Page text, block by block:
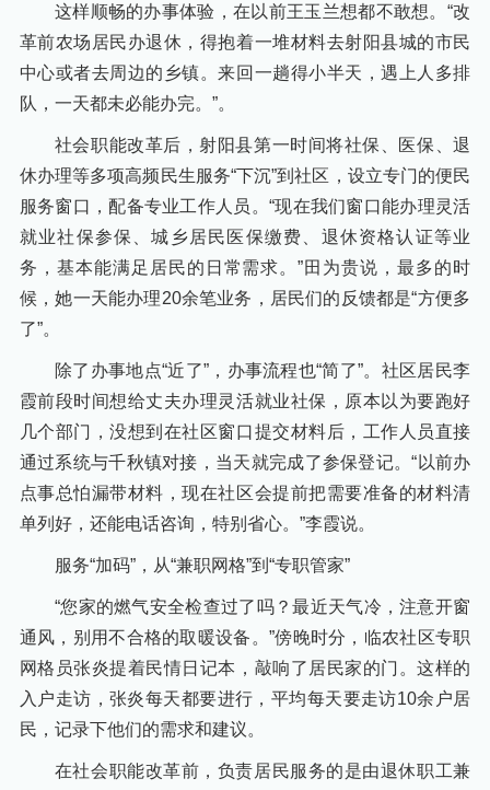
这样顺畅的办事体验，在以前王玉兰想都不敢想。“改
革前农场居民办退休，得抱着一堆材料去射阳县城的市民
中心或者去周边的乡镇。来回一趟得小半天，遇上人多排
队，一天都未必能办完。”。
社会职能改革后，射阳县第一时间将社保、医保、退
休办理等多项高频民生服务“下沉”到社区，设立专门的便民
服务窗口，配备专业工作人员。“现在我们窗口能办理灵活
就业社保参保、城乡居民医保缴费、退休资格认证等业
务，基本能满足居民的日常需求。”田为贵说，最多的时
候，她一天能办理20余笔业务，居民们的反馈都是“方便多
了”。
除了办事地点“近了”，办事流程也“简了”。社区居民李
霞前段时间想给丈夫办理灵活就业社保，原本以为要跑好
几个部门，没想到在社区窗口提交材料后，工作人员直接
通过系统与千秋镇对接，当天就完成了参保登记。“以前办
点事总怕漏带材料，现在社区会提前把需要准备的材料清
单列好，还能电话咨询，特别省心。”李霞说。
服务“加码”，从“兼职网格”到“专职管家”
“您家的燃气安全检查过了吗？最近天气冷，注意开窗
通风，别用不合格的取暖设备。”傍晚时分，临农社区专职
网格员张炎提着民情日记本，敲响了居民家的门。这样的
入户走访，张炎每天都要进行，平均每天要走访10余户居
民，记录下他们的需求和建议。
在社会职能改革前，负责居民服务的是由退休职工兼